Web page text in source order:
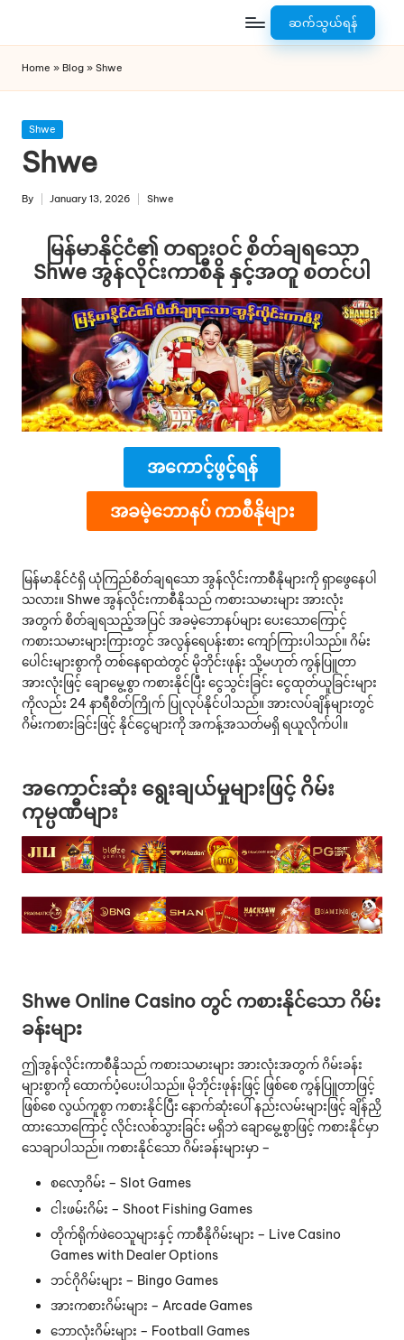
s
h
a
n
b
e
7
7
7.
c
o
m
ဆက်သွယ်ရန်
Home » Blog » Shwe
Posted
Shwe
Shwe
Posted
By January 13, 2026 Shwe
မြန်မာနိုင်ငံ၏ တရားဝင် စိတ်ချရသော
Shwe အွန်လိုင်းကာစီနို နှင့်အတူ စတင်ပါ
အကောင့်ဖွင့်ရန်
အခမဲ့‌ဘောနပ် ကာစီနိုများ
မြန်မာနိုင်ငံရှိ ယုံကြည်စိတ်ချရသော အွန်လိုင်းကာစီနိုများကို ရှာဖွေနေပါ
သလား။ Shwe အွန်လိုင်းကာစီနိုသည် ကစားသမားများ အားလုံး
အတွက် စိတ်ချရသည့်အပြင် အခမဲ့‌ဘောနပ်များ ပေးသောကြောင့်
ကစားသမားများကြားတွင် အလွန်ရေပန်းစား ကျော်ကြားပါသည်။ ဂိမ်း
ပေါင်းများစွာကို တစ်နေရာထဲတွင် မိုဘိုင်းဖုန်း သို့မဟုတ် ကွန်ပြူတာ
အားလုံးဖြင့် ချောမွေ့စွာ ကစားနိုင်ပြီး ငွေသွင်းခြင်း ငွေထုတ်ယူခြင်းများ
ကိုလည်း 24 နာရီစိတ်ကြိုက် ပြုလုပ်နိုင်ပါသည်။ အားလပ်ချိန်များတွင်
ဂိမ်းကစားခြင်းဖြင့် နိုင်ငွေများကို အကန့်အသတ်မရှိ ရယူလိုက်ပါ။
အကောင်းဆုံး ရွေးချယ်မှုများဖြင့် ဂိမ်း
ကုမ္ပဏီများ
Shwe Online Casino တွင် ကစားနိုင်သော ဂိမ်း
ခန်းများ
ဤအွန်လိုင်းကာစီနိုသည် ကစားသမားများ အားလုံးအတွက် ဂိမ်းခန်း
များစွာကို ‌ထောက်ပံ့ပေးပါသည်။ မိုဘိုင်းဖုန်းဖြင့် ဖြစ်စေ ကွန်ပြူတာဖြင့်
ဖြစ်စေ လွယ်ကူစွာ ကစားနိုင်ပြီး နောက်ဆုံးပေါ် နည်းလမ်းများဖြင့် ချိန်ညှိ
ထားသောကြောင့် လိုင်းလစ်သွားခြင်း မရှိဘဲ ချောမွေ့စွာဖြင့် ကစားနိုင်မှာ
သေချာပါသည်။ ကစားနိုင်သော ဂိမ်းခန်းများမှာ –
စလော့ဂိမ်း – Slot Games
ငါးဖမ်းဂိမ်း – Shoot Fishing Games
တိုက်ရိုက်ဖဲဝေသူများနှင့် ကာစီနိုဂိမ်းများ – Live Casino
Games with Dealer Options
ဘင်ဂိုဂိမ်းများ – Bingo Games
အားကစားဂိမ်းများ – Arcade Games
ဘောလုံးဂိမ်းများ – Football Games